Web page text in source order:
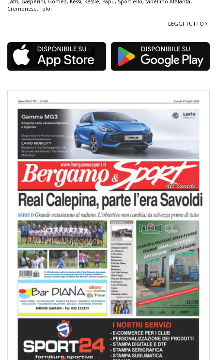
Lath, Gasperini, Gomez, Kessi, Kessie, Papu, Sportiello, tabellino Atalanta-
Cremonese,Toloi
LEGGI TUTTO